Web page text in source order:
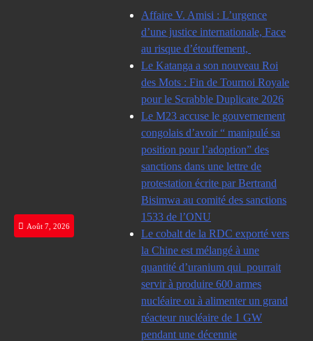
Août 7, 2026
Affaire V. Amisi : L’urgence
d’une justice internationale, Face
au risque d’étouffement,
Le Katanga a son nouveau Roi
des Mots : Fin de Tournoi Royale
pour le Scrabble Duplicate 2026
Le M23 accuse le gouvernement
congolais d’avoir “ manipulé sa
position pour l’adoption” des
sanctions dans une lettre de
protestation écrite par Bertrand
Bisimwa au comité des sanctions
1533 de l’ONU
Le cobalt de la RDC exporté vers
la Chine est mélangé à une
quantité d’uranium qui pourrait
servir à produire 600 armes
nucléaire ou à alimenter un grand
réacteur nucléaire de 1 GW
pendant une décennie